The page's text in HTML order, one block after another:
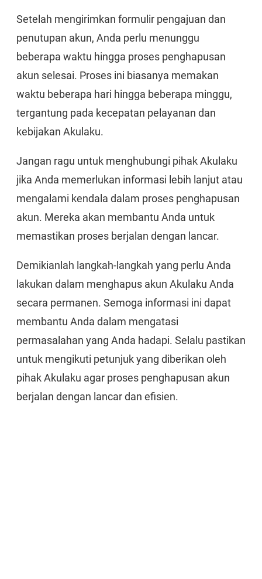
Setelah mengirimkan formulir pengajuan dan
penutupan akun, Anda perlu menunggu
beberapa waktu hingga proses penghapusan
akun selesai. Proses ini biasanya memakan
waktu beberapa hari hingga beberapa minggu,
tergantung pada kecepatan pelayanan dan
kebijakan Akulaku.
Jangan ragu untuk menghubungi pihak Akulaku
jika Anda memerlukan informasi lebih lanjut atau
mengalami kendala dalam proses penghapusan
akun. Mereka akan membantu Anda untuk
memastikan proses berjalan dengan lancar.
Demikianlah langkah-langkah yang perlu Anda
lakukan dalam menghapus akun Akulaku Anda
secara permanen. Semoga informasi ini dapat
membantu Anda dalam mengatasi
permasalahan yang Anda hadapi. Selalu pastikan
untuk mengikuti petunjuk yang diberikan oleh
pihak Akulaku agar proses penghapusan akun
berjalan dengan lancar dan efisien.